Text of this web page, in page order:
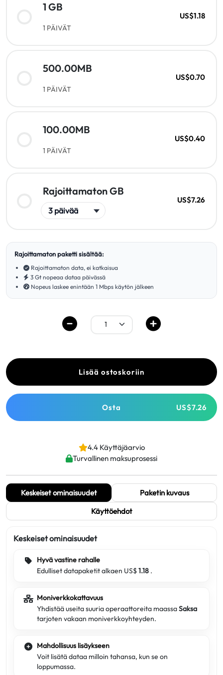
1 GB
1 PÄIVÄT
US$1.18
500.00MB
1 PÄIVÄT
US$0.70
100.00MB
1 PÄIVÄT
US$0.40
Rajoittamaton GB
US$7.26
Rajoittamaton paketti sisältää:
Rajoittamaton data, ei katkaisua
3 Gt nopeaa dataa päivässä
Nopeus laskee enintään 1 Mbps käytön jälkeen
Lisää ostoskoriin
Osta US$7.26
4.4 Käyttäjäarvio
Turvallinen maksuprosessi
Keskeiset ominaisuudet
Paketin kuvaus
Käyttöehdot
Keskeiset ominaisuudet
Hyvä vastine rahalle
Edulliset datapaketit alkaen US$1.18 .
Moniverkkokattavuus
Yhdistää useita suuria operaattoreita maassaSaksa
tarjoten vakaan moniverkkoyhteyden.
Mahdollisuus lisäykseen
Voit lisätä dataa milloin tahansa, kun se on
loppumassa.